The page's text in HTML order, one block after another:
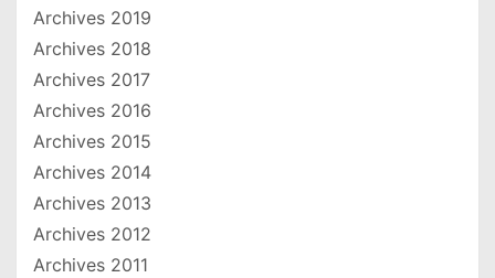
Archives 2019
Archives 2018
Archives 2017
Archives 2016
Archives 2015
Archives 2014
Archives 2013
Archives 2012
Archives 2011